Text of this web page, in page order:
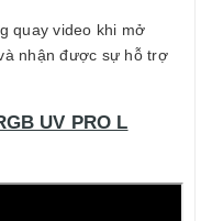
quay video khi mở
nhận được sự hỗ trợ
UV PRO L